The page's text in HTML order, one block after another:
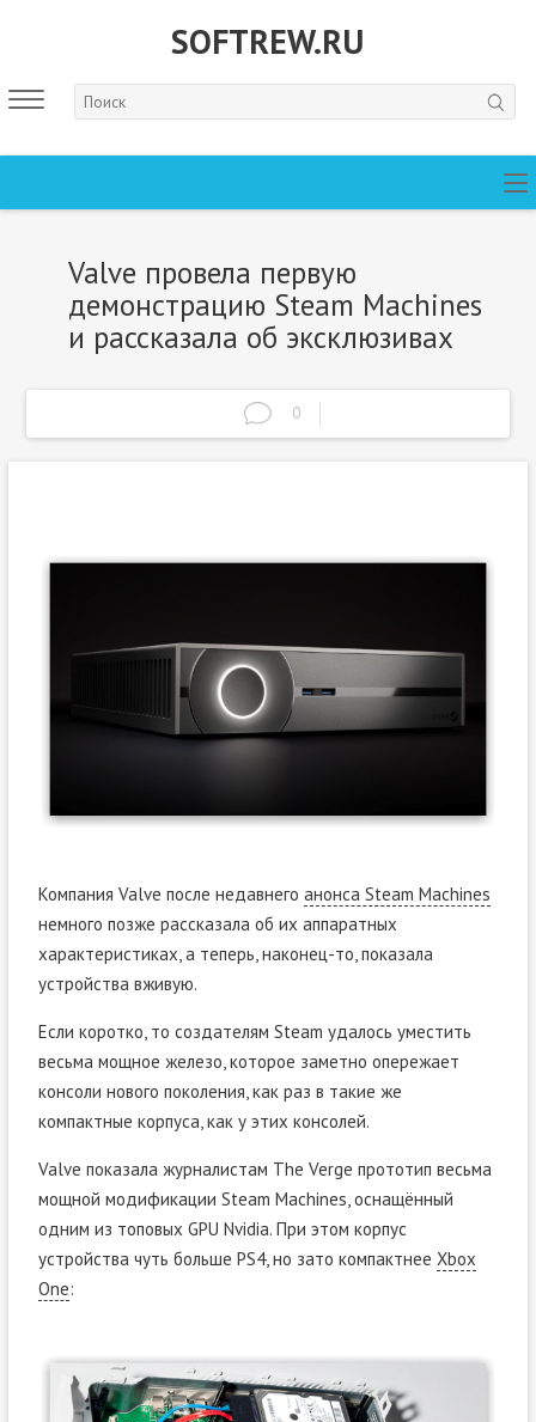
SOFTREW.RU
Valve провела первую
демонстрацию Steam Machines
и рассказала об эксклюзивах
0
Компания Valve после недавнего анонса Steam Machines
немного позже рассказала об их аппаратных
характеристиках, а теперь, наконец-то, показала
устройства вживую.
Если коротко, то создателям Steam удалось уместить
весьма мощное железо, которое заметно опережает
консоли нового поколения, как раз в такие же
компактные корпуса, как у этих консолей.
Valve показала журналистам The Verge прототип весьма
мощной модификации Steam Machines, оснащённый
одним из топовых GPU Nvidia. При этом корпус
устройства чуть больше PS4, но зато компактнее Xbox
One: